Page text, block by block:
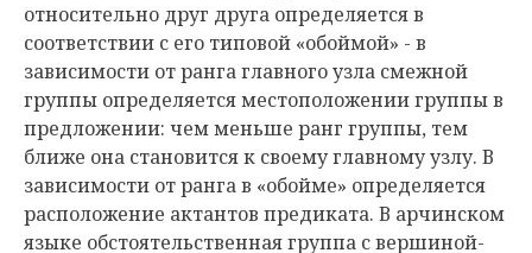
относительно друг друга определяется в
соответствии с его типовой «обоймой» - в
зависимости от ранга главного узла смежной
группы определяется местоположении группы в
предложении: чем меньше ранг группы, тем
ближе она становится к своему главному узлу. В
зависимости от ранга в «обойме» определяется
расположение актантов предиката. В арчинском
языке обстоятельственная группа с вершиной-